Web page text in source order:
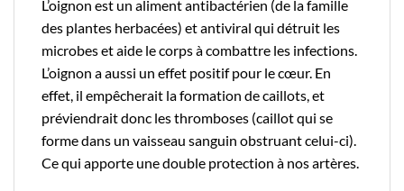
L’oignon est un aliment antibactérien (de la famille
des plantes herbacées) et antiviral qui détruit les
microbes et aide le corps à combattre les infections.
L’oignon a aussi un effet positif pour le cœur. En
effet, il empêcherait la formation de caillots, et
préviendrait donc les thromboses (caillot qui se
forme dans un vaisseau sanguin obstruant celui-ci).
Ce qui apporte une double protection à nos artères.